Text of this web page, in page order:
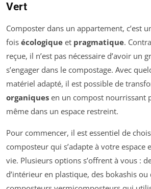
Vert
Composter dans un appartement, c’est
fois écologique et pragmatique.
reçue, il n’est pas nécessaire d’avoir un
s’engager dans le compostage. Avec
matériel adapté, il est possible de
organiques en un compost nourrissant
même dans un espace restreint.
Pour commencer, il est essentiel de
composteur qui s’adapte à votre espace
vie. Plusieurs options s’offrent à vous :
d’intérieur en plastique, des bokashis ou